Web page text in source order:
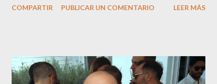
M ateo nació en Barcelona hace poco más de una semana. El top
haciéndole padre de un precioso niño. Marta ha sido toda una
campeona, durante los primeros 3 meses de embarazo tuvo que
COMPARTIR PUBLICAR UN COMENTARIO LEER MÁS